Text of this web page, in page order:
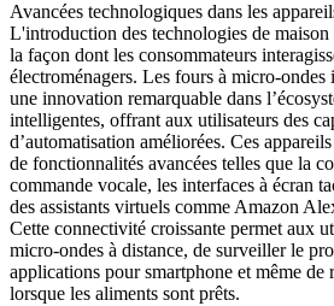
Avancées technologiques dans les
L'introduction des technologies de
la façon dont les consommateurs
électroménagers. Les fours à micro-ondes
une innovation remarquable dans
intelligentes, offrant aux utilisateurs des
d’automatisation améliorées. Ces
de fonctionnalités avancées telles que la
commande vocale, les interfaces à écran
des assistants virtuels comme Amazon
Cette connectivité croissante permet aux
micro-ondes à distance, de surveiller le
applications pour smartphone et même
lorsque les aliments sont prêts.